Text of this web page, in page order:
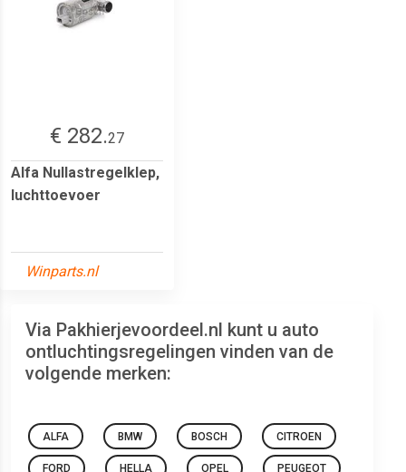
€ 282.27
Alfa Nullastregelklep,
luchttoevoer
Winparts.nl
Via Pakhierjevoordeel.nl kunt u auto
ontluchtingsregelingen vinden van de
volgende merken:
ALFA BMW BOSCH CITROEN
FORD HELLA OPEL PEUGEOT